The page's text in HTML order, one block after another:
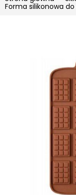
Forma silikonowa do